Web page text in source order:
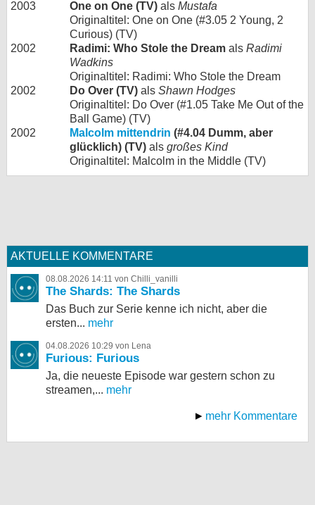
2003
One on One (TV) als Mustafa
Originaltitel: One on One (#3.05 2 Young, 2
Curious) (TV)
2002
Radimi: Who Stole the Dream als Radimi
Wadkins
Originaltitel: Radimi: Who Stole the Dream
2002
Do Over (TV) als Shawn Hodges
Originaltitel: Do Over (#1.05 Take Me Out of the
Ball Game) (TV)
2002
Malcolm mittendrin (#4.04 Dumm, aber
glücklich) (TV) als großes Kind
Originaltitel: Malcolm in the Middle (TV)
AKTUELLE KOMMENTARE
08.08.2026 14:11 von Chilli_vanilli
The Shards: The Shards
Das Buch zur Serie kenne ich nicht, aber die
ersten... mehr
04.08.2026 10:29 von Lena
Furious: Furious
Ja, die neueste Episode war gestern schon zu
streamen,... mehr
mehr Kommentare